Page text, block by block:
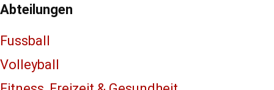
Abteilungen
Fussball
Volleyball